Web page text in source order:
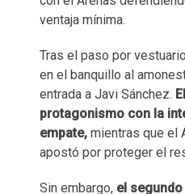
ventaja mínima.
Tras el paso por
en el banquillo al
entrada a Javi Sánchez.
protagonismo con la
empate, mientras que el
apostó por proteger el
Sin embargo, el